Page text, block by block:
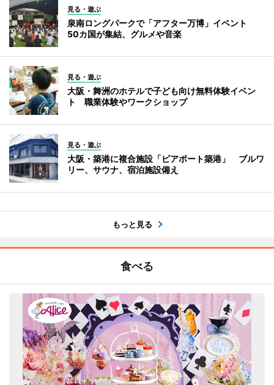
見る・遊ぶ
泉南ロングパークで「アフター万博」イベント
50カ国が集結、グルメや音楽
見る・遊ぶ
大阪・舞洲のホテルで子ども向け無料体験イベン
ト 職業体験やワークショップ
見る・遊ぶ
大阪・築港に複合施設「ビアポート築港」 ブルワ
リー、サウナ、宿泊施設備え
もっと見る
食べる